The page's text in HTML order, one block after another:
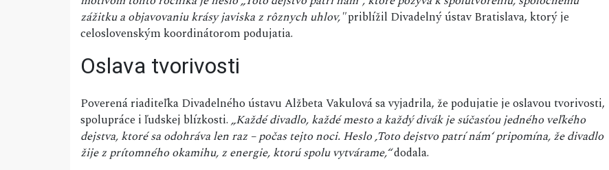
zážitku a objavovaniu krásy javiska z rôznych uhlov,"priblížil Divadelný ústav Bratislava, ktorý je
celoslovenským koordinátorom podujatia.
Oslava tvorivosti
Poverená riaditeľka Divadelného ústavu Alžbeta Vakulová sa vyjadrila, že podujatie je oslavou tvorivosti,
spolupráce i ľudskej blízkosti.„Každé divadlo, každé mesto a každý divák je súčasťou jedného veľkého
dejstva, ktoré sa odohráva len raz – počas tejto noci. Heslo ‚Toto dejstvo patrí nám‘ pripomína, že divadlo
žije z prítomného okamihu, z energie, ktorú spolu vytvárame,“dodala.